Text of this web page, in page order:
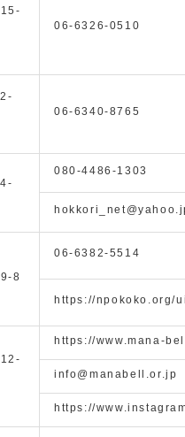
06-6326-0510
06-6340-8765
080-4486-1303
8
06-6382-5514
https://npokoko.org/
https://www.mana-
info@manabell.or.jp
https://